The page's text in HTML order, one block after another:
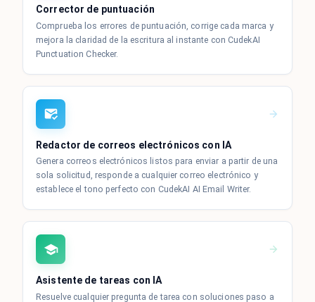
Corrector de puntuación
Comprueba los errores de puntuación, corrige cada marca y
mejora la claridad de la escritura al instante con CudekAI
Punctuation Checker.
Redactor de correos electrónicos con IA
Genera correos electrónicos listos para enviar a partir de una
sola solicitud, responde a cualquier correo electrónico y
establece el tono perfecto con CudekAI AI Email Writer.
Asistente de tareas con IA
Resuelve cualquier pregunta de tarea con soluciones paso a